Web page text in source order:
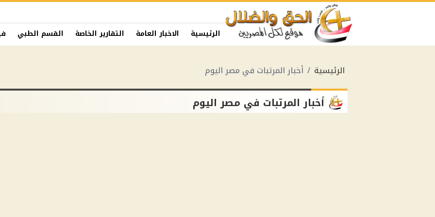
الرئيسية الاخبار العامة التقارير الخاصة القسم الطبي
الرئيسية أخبار المرتبات في مصر اليوم
أخبار المرتبات في مصر اليوم